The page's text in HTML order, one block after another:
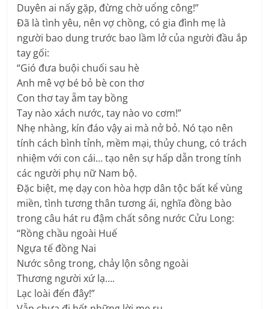
Duyên ai nấy gặp, đừng chờ uổng công!”
Đã là tình yêu, nên vợ chồng, có gia đình mẹ là
người bao dung trước bao lầm lở của người đầu ắp
tay gối:
“Gió đưa buội chuối sau hè
Anh mê vợ bé bỏ bè con thơ
Con thơ tay ẵm tay bồng
Tay nào xách nước, tay nào vo cơm!”
Nhẹ nhàng, kín đáo vậy ai mà nở bỏ. Nó tạo nên
tính cách bình tỉnh, mềm mại, thủy chung, có trách
nhiệm với con cái… tạo nên sự hấp dẫn trong tính
các người phụ nữ Nam bộ.
Đặc biệt, mẹ dạy con hòa hợp dân tộc bất kể vùng
miền, tình tương thân tương ái, nghĩa đồng bào
trong câu hát ru đậm chất sông nước Cửu Long:
“Rồng chầu ngoài Huế
Ngựa tế đồng Nai
Nước sông trong, chảy lộn sông ngoài
Thương người xứ lạ….
Lạc loài đến đây!”